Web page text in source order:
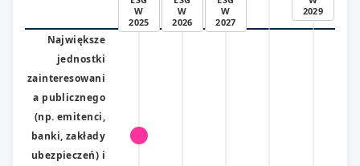
W
2025
W
2026
W
2027
2029
Największe
jednostki
zainteresowani
a publicznego
(np. emitenci,
banki, zakłady
ubezpieczeń) i